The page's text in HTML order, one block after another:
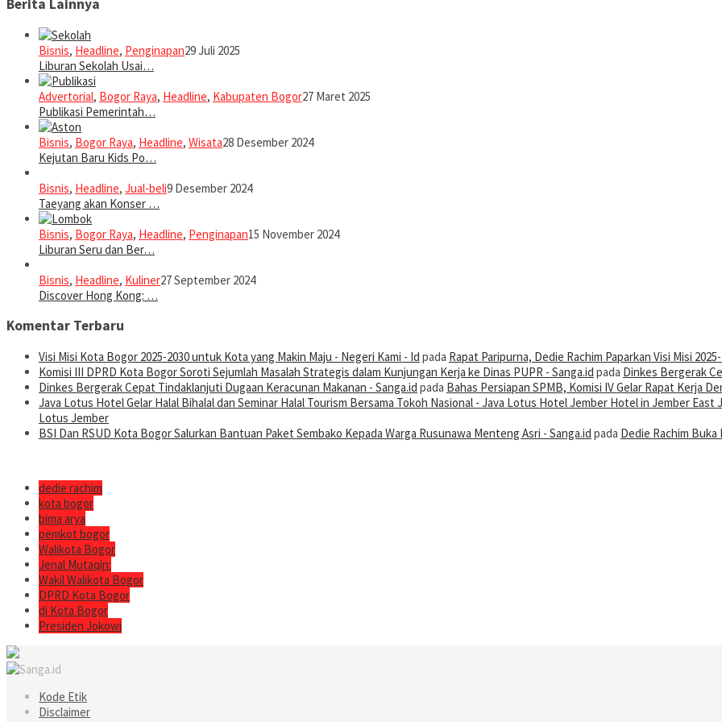
Berita Lainnya
Bisnis, Headline, Penginapan29 Juli 2025
Liburan Sekolah Usai…
Advertorial, Bogor Raya, Headline, Kabupaten Bogor27 Maret 2025
Publikasi Pemerintah…
Bisnis, Bogor Raya, Headline, Wisata28 Desember 2024
Kejutan Baru Kids Po…
Bisnis, Headline, Jual-beli9 Desember 2024
Taeyang akan Konser …
Bisnis, Bogor Raya, Headline, Penginapan15 November 2024
Liburan Seru dan Ber…
Bisnis, Headline, Kuliner27 September 2024
Discover Hong Kong: …
Komentar Terbaru
Visi Misi Kota Bogor 2025-2030 untuk Kota yang Makin Maju - Negeri Kami - Id pada Rapat Paripurna, Dedie Rachim Paparkan Visi Misi
Komisi III DPRD Kota Bogor Soroti Sejumlah Masalah Strategis dalam Kunjungan Kerja ke Dinas PUPR - Sanga.id pada Dinkes Bergerak
Dinkes Bergerak Cepat Tindaklanjuti Dugaan Keracunan Makanan - Sanga.id pada Bahas Persiapan SPMB, Komisi IV Gelar Rapat Kerja
Java Lotus Hotel Gelar Halal Bihalal dan Seminar Halal Tourism Bersama Tokoh Nasional - Java Lotus Hotel Jember Hotel in Jember East
Lotus Jember
BSI Dan RSUD Kota Bogor Salurkan Bantuan Paket Sembako Kepada Warga Rusunawa Menteng Asri - Sanga.id pada Dedie Rachim Buka
dedie rachim
kota bogor
bima arya
pemkot bogor
Walikota Bogor
Jenal Mutaqin:
Wakil Walikota Bogor
DPRD Kota Bogor
di Kota Bogor
Presiden Jokowi
Kode Etik
Disclaimer